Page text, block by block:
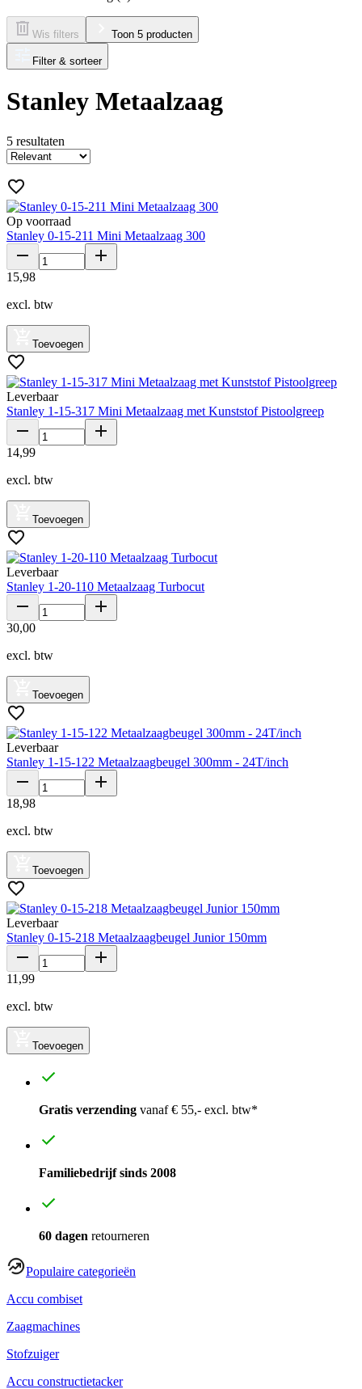
Wis filters Toon 5 producten
Filter & sorteer
Stanley Metaalzaag
5 resultaten
Op voorraad
Stanley 0-15-211 Mini Metaalzaag 300
15,98
excl. btw
Toevoegen
Leverbaar
Stanley 1-15-317 Mini Metaalzaag met Kunststof Pistoolgreep
14,99
excl. btw
Toevoegen
Leverbaar
Stanley 1-20-110 Metaalzaag Turbocut
30,00
excl. btw
Toevoegen
Leverbaar
Stanley 1-15-122 Metaalzaagbeugel 300mm - 24T/inch
18,98
excl. btw
Toevoegen
Leverbaar
Stanley 0-15-218 Metaalzaagbeugel Junior 150mm
11 ,99
excl. btw
Toevoegen
Gratis verzending vanaf € 55,- excl. btw*
Familiebedrijf sinds 2008
60 dagen retourneren
Populaire categorieën
Accu combiset
Zaagmachines
Stofzuiger
Accu constructietacker